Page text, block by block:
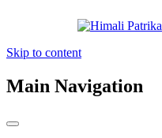
Skip to content
Main Navigation